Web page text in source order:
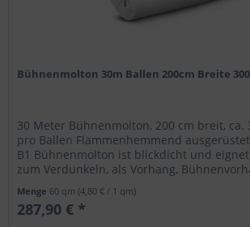
Bühnenmolton 30m Ballen 200cm Breite
30 Meter Bühnenmolton, 200 cm breit, ca.
pro Ballen Flammenhemmend
B1 Bühnenmolton ist blickdicht und
zum Verdunkeln, als Vorhang,
Menge 60 qm(4,80 € / 1 qm)
287,90 € *